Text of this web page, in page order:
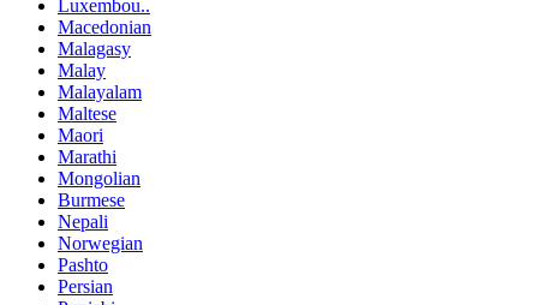
Luxembou..
Macedonian
Malagasy
Malay
Malayalam
Maltese
Maori
Marathi
Mongolian
Burmese
Nepali
Norwegian
Pashto
Persian